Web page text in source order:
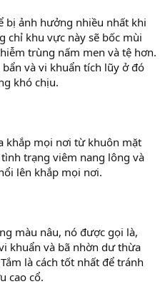
bị ảnh hưởng nhiều nhất khi
chỉ khu vực này sẽ bốc mùi
trùng nấm men và tệ hơn.
và vi khuẩn tích lũy ở đó
khó chịu.
khắp mọi nơi từ khuôn mặt
trạng viêm nang lông và
lên khắp mọi nơi.
màu nâu, nó được gọi là,
khuẩn và bã nhờn dư thừa
là cách tốt nhất để tránh
cao cổ.